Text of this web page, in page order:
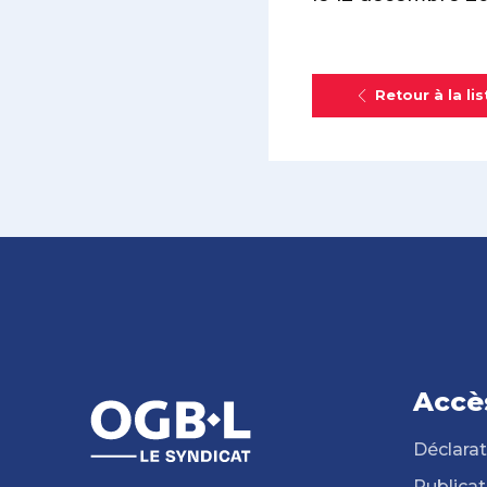
Retour à la